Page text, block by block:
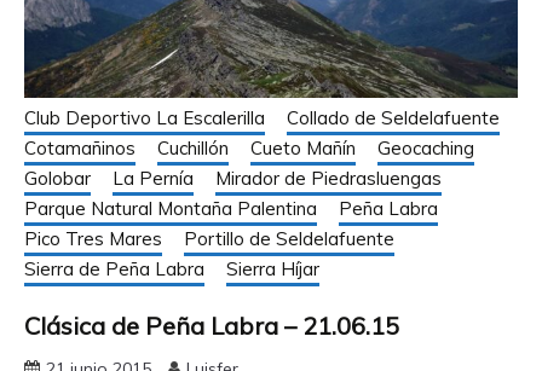
Club Deportivo La Escalerilla
Collado de Seldelafuente
Cotamañinos
Cuchillón Cueto Mañín
Geocaching
Golobar
La Pernía
Mirador de Piedrasluengas
Parque Natural Montaña Palentina
Peña Labra
Pico Tres Mares
Portillo de Seldelafuente
Sierra de Peña Labra
Sierra Híjar
Clásica de Peña Labra – 21.06.15